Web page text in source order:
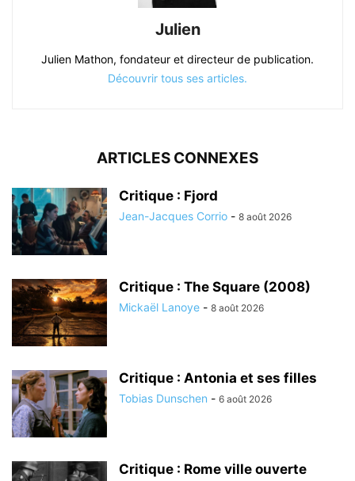
Julien
Julien Mathon, fondateur et directeur de publication.
Découvrir tous ses articles.
ARTICLES CONNEXES
Critique : Fjord
Jean-Jacques Corrio - 8 août 2026
Critique : The Square (2008)
Mickaël Lanoye - 8 août 2026
Critique : Antonia et ses filles
Tobias Dunschen - 6 août 2026
Critique : Rome ville ouverte